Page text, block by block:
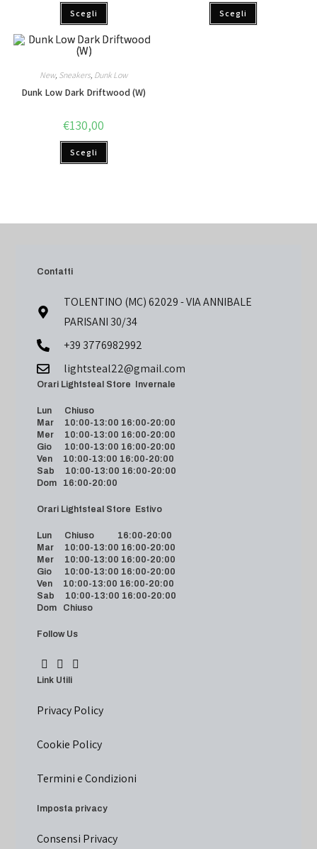
Scegli Scegli
New, Sneakers, Dunk Low
Dunk Low Dark Driftwood (W)
€130,00
Scegli
Contatti
TOLENTINO (MC) 62029 - VIA ANNIBALE
PARISANI 30/34
+39 3776982992
lightsteal22@gmail.com
Orari Lightsteal Store Invernale
Lun Chiuso
Mar 10:00-13:00 16:00-20:00
Mer 10:00-13:00 16:00-20:00
Gio 10:00-13:00 16:00-20:00
Ven 10:00-13:00 16:00-20:00
Sab 10:00-13:00 16:00-20:00
Dom 16:00-20:00
Orari Lightsteal Store Estivo
Lun Chiuso 16:00-20:00
Mar 10:00-13:00 16:00-20:00
Mer 10:00-13:00 16:00-20:00
Gio 10:00-13:00 16:00-20:00
Ven 10:00-13:00 16:00-20:00
Sab 10:00-13:00 16:00-20:00
Dom Chiuso
Follow Us
Link Utili
Privacy Policy
Cookie Policy
Termini e Condizioni
Imposta privacy
Consensi Privacy